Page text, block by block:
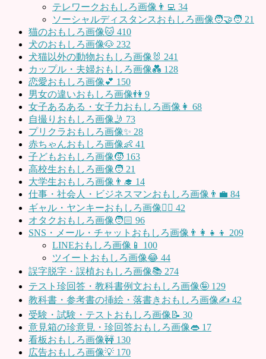
テレワークおもしろ画像👨‍💻 34
ソーシャルディスタンスおもしろ画像🧑‍🤝‍🧑 21
猫のおもしろ画像🐱 410
犬のおもしろ画像🐶 232
犬猫以外の動物おもしろ画像🐰 241
カップル・夫婦おもしろ画像💑 128
恋愛おもしろ画像💕 150
男女の違いおもしろ画像👫 9
女子あるある・女子力おもしろ画像👩 68
自撮りおもしろ画像🤳 73
プリクラおもしろ画像✨ 28
赤ちゃんおもしろ画像👶 41
子どもおもしろ画像🧒 163
高校生おもしろ画像🧑 21
大学生おもしろ画像👨‍🎓 14
仕事・社会人・ビジネスマンおもしろ画像👨‍💼 84
ギャル・ヤンキーおもしろ画像👱‍♀️ 42
オタクおもしろ画像🧑🏻 96
SNS・メール・チャットおもしろ画像👨‍👩‍👧‍👦 209
LINEおもしろ画像📱 100
ツイートおもしろ画像😂 44
誤字脱字・誤植おもしろ画像📚 274
テスト珍回答・教科書例文おもしろ画像🤪 129
教科書・参考書の挿絵・落書きおもしろ画像✍️ 42
受験・試験・テストおもしろ画像📝 30
意見箱の珍意見・珍回答おもしろ画像👄 17
看板おもしろ画像🚧 130
広告おもしろ画像💡 170